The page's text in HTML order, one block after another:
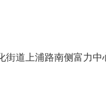
街道上浦路南侧富力中